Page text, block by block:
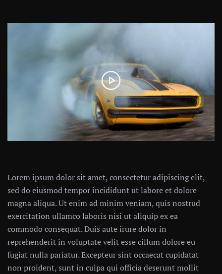
Lorem ipsum dolor sit amet, consectetur adipiscing elit,
sed do eiusmod tempor incididunt ut labore et dolore
magna aliqua. Ut enim ad minim veniam, quis nostrud
exercitation ullamco laboris nisi ut aliquip ex ea
commodo consequat. Duis aute irure dolor in
reprehenderit in voluptate velit esse cillum dolore eu
fugiat nulla pariatur. Excepteur sint occaecat cupidatat
non proident, sunt in culpa qui officia deserunt mollit